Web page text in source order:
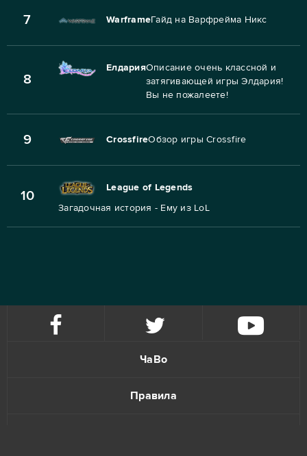
7 WarframeГайд на Варфрейма Никс
8
ЕлдарияОписание очень классной и
затягивающей игры Элдария!
Вы не пожалеете!
9 CrossfireОбзор игры Crossfire
10
League of Legends
Загадочная история - Ему из LoL
ЧаВо
Правила